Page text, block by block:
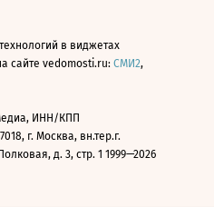
в виджетах
сайте vedomosti.ru: СМИ2,
ИНН/КПП
г. Москва, вн.тер.г.
д. 3, стр. 1 1999—2026